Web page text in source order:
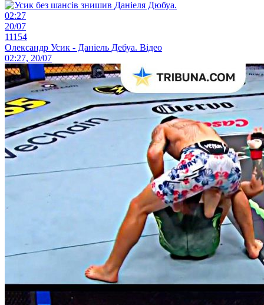
02:27
20/07
11154
Олександр Усик - Даніель Дебуа. Відео
02:27, 20/07